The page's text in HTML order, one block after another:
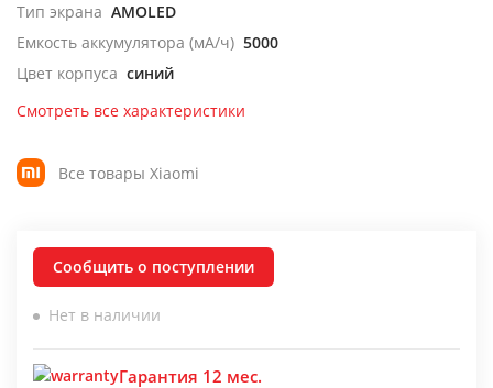
Тип экрана AMOLED
Емкость аккумулятора (мА/ч) 5000
Цвет корпуса синий
Смотреть все характеристики
Все товары Xiaomi
Сообщить о поступлении
Нет в наличии
Гарантия 12 мес.